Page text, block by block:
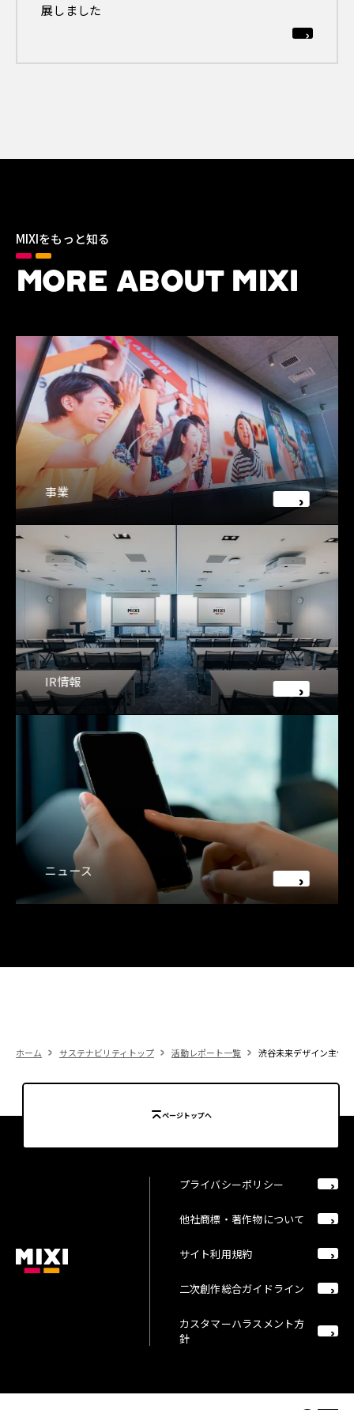
展しました
MIXIをもっと知る
MORE ABOUT MIXI
事業
IR情報
ニュース
ホーム サステナビリティトップ 活動レポート一覧 渋谷未来デザイン主催
ページトップへ
プライバシーポリシー
他社商標・著作物について
サイト利用規約
二次創作総合ガイドライン
カスタマーハラスメント方
針